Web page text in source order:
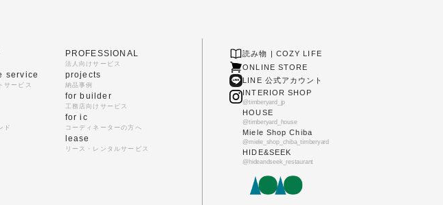
service
サービス
ド
PROFESSIONAL
法人向けサービス
projects
納品事例
for builder
工務店向けサービス
for ic
コーディネーターの方へ
lease
リース・レンタルサービス
読み物 | COZY LIFE
ONLINE STORE
LINE 公式アカウント
INTERIOR SHOP
@timberyard_jp
HOUSE
@timberyard_house
Miele Shop Chiba
@miele_shop_chiba_timberyard
HIDE&SEEK
@hideandseek_restaurant